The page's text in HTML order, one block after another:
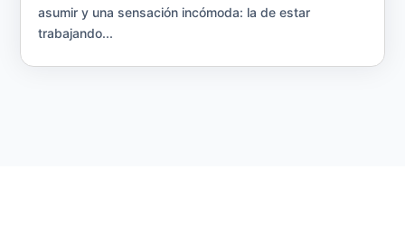
asumir y una sensación incómoda: la de estar
trabajando...